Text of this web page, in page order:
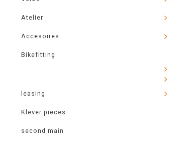
Atelier
Accesoires
Bikefitting
leasing
Klever pieces
second main